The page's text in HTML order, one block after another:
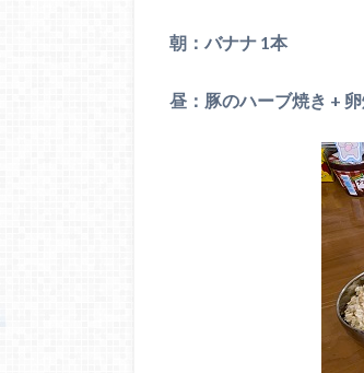
朝：バナナ 1本
昼：豚のハーブ焼き +